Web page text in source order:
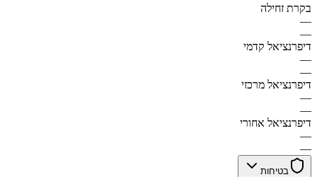
בקרת זחילה
—
—
דיפרנציאל קדמי
—
—
דיפרנציאל מרכזי
—
—
דיפרנציאל אחורי
—
—
בטיחות